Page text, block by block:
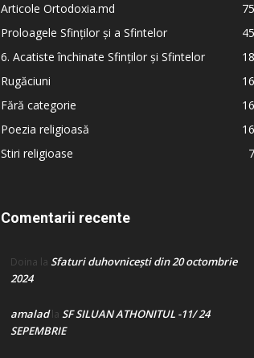
Articole Ortodoxia.md
Proloagele Sfinților și a Sfintelor
6. Acatiste închinate Sfinților și Sfintelor
Rugăciuni
Fără categorie
Poezia religioasă
Stiri religioase
Comentarii recente
Doina la Sfaturi duhovnicești din 20 octombrie
2024
amaladla SF SILUAN ATHONITUL -11/ 24
SEPEMBRIE